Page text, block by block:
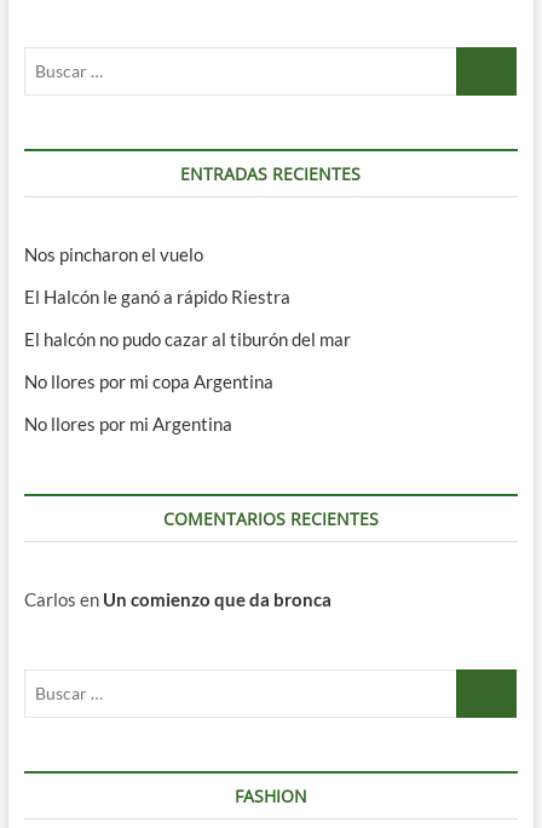
ENTRADAS RECIENTES
Nos pincharon el vuelo
El Halcón le ganó a rápido Riestra
El halcón no pudo cazar al tiburón del mar
No llores por mi copa Argentina
No llores por mi Argentina
COMENTARIOS RECIENTES
Carlos en Un comienzo que da bronca
FASHION